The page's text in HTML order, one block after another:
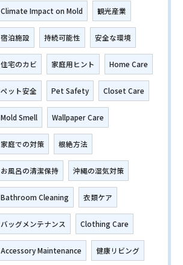
Climate Impact on Mold 観光産業
宿泊施設 持続可能性 安全な環境
住宅のカビ 家庭用ヒント Home Care
ペット安全 Pet Safety Closet Care
Mold Smell Wallpaper Care
家庭での対策 根絶方法
お風呂の清潔保持 沖縄の湿気対策
Bathroom Cleaning 衣類ケア
バッグメンテナンス Clothing Care
Accessory Maintenance 健康リビング